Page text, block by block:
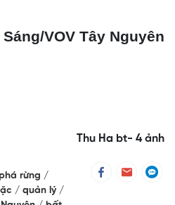
/VOV Tây Nguyên
Thu Ha bt- 4 ảnh
rừng
quản lý